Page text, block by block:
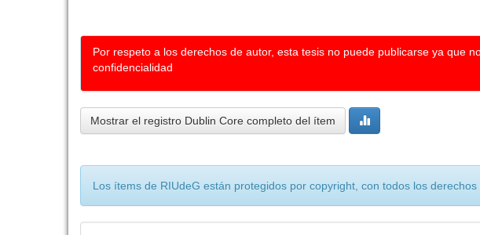
Por respeto a los derechos de autor, esta tesis no puede publicarse ya que
confidencialidad
Mostrar el registro Dublin Core completo del ítem
Los ítems de RIUdeG están protegidos por copyright, con todos los